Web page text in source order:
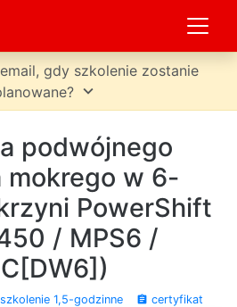
gdy szkolenie zostanie
expand_more
podwójnego
mokrego w 6-
PowerShift
/ MPS6 /
szkolenie 1,5-godzinne assignment certyfikat